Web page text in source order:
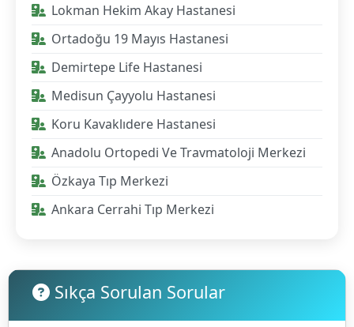
Lokman Hekim Akay Hastanesi
Ortadoğu 19 Mayıs Hastanesi
Demirtepe Life Hastanesi
Medisun Çayyolu Hastanesi
Koru Kavaklıdere Hastanesi
Anadolu Ortopedi Ve Travmatoloji Merkezi
Özkaya Tıp Merkezi
Ankara Cerrahi Tıp Merkezi
Sıkça Sorulan Sorular